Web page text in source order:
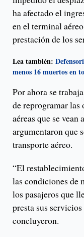
ha afectado el
en el terminal
prestación de los
Lea también:
menos 16 muertos en
Por ahora se
de reprogramar las
aéreas que se vean
argumentaron que
transporte aéreo.
“El
las condiciones de
los pasajeros que
presta sus
concluyeron.